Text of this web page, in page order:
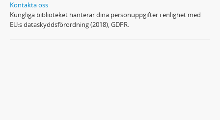
Kontakta oss
Kungliga biblioteket hanterar dina personuppgifter i enlighet med
EU:s dataskyddsförordning (2018), GDPR.